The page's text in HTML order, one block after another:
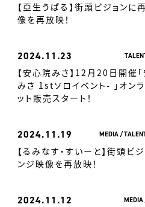
【亞生うぱる】街頭ビジョンに
像を再放映！
2024 11.23
【安心院みさ】12月20日開催
みさ 1stソロイベント- 」オン
ット販売スタート！
2024 11.19 MEDIA
【るみなす・すいーと】街頭ビ
ンジ映像を再放映！
2024 11.12 MEDIA